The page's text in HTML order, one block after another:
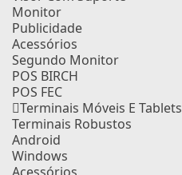
Monitor
Publicidade
Acessórios
Segundo Monitor
POS BIRCH
POS FEC
Terminais Móveis E Tablets
Terminais Robustos
Android
Windows